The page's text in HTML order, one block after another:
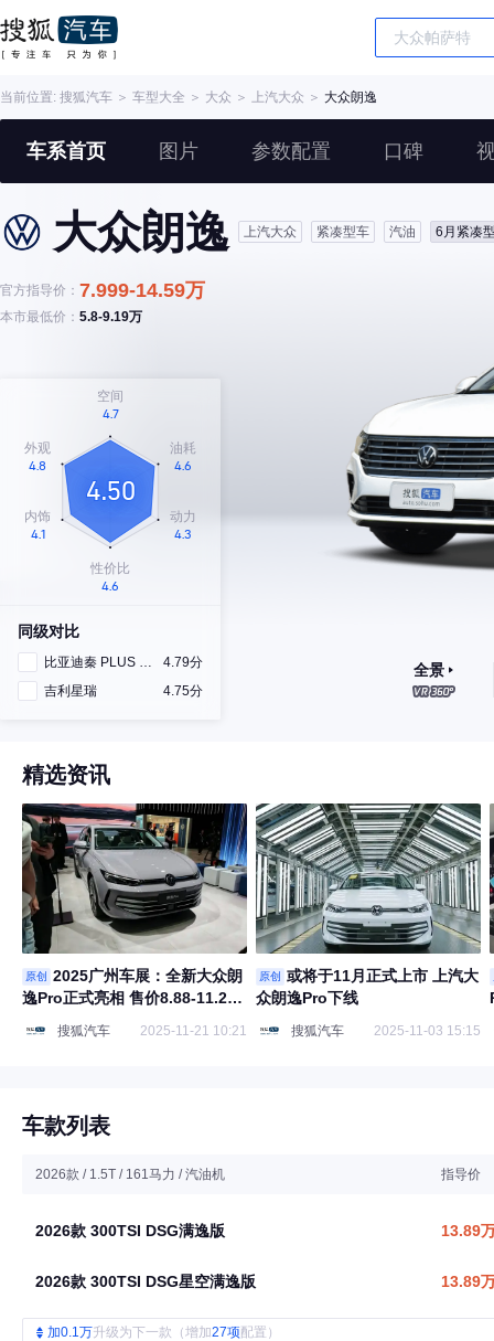
当前位置: 搜狐汽车 ＞ 车型大全 ＞ 大众 ＞ 上汽大众 ＞ 大众朗逸
车系首页 图片 参数配置 口碑
大众朗逸 上汽大众 紧凑型车 汽油 6月紧凑
官方指导价： 7.999-14.59万
本市最低价： 5.8-9.19万
同级对比
比亚迪秦 PLUS DM-i
4.79分
吉利星瑞
4.75分
全景
精选资讯
原创
2025广州车展：全新大众朗
逸Pro正式亮相 售价8.88-11.29
搜狐汽车 2025-11-21 10:21
原创
或将于11月正式上市 上汽大
众朗逸Pro下线
搜狐汽车 2025-11-03 15:15
车款列表
2026款 / 1.5T / 161马力 / 汽油机 指导价
2026款 300TSI DSG满逸版 13.89
2026款 300TSI DSG星空满逸版 13.89
加0.1万升级为下一款（增加27项配置）